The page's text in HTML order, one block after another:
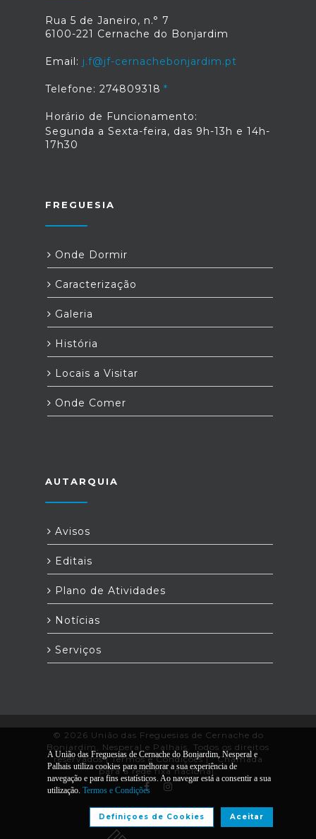
Rua 5 de Janeiro, n.° 7
6100-221 Cernache do Bonjardim
Email: j.f@jf-cernachebonjardim.pt
Telefone: 274809318
Horário de Funcionamento:
Segunda a Sexta-feira, das 9h-13h e 14h-
17h30
FREGUESIA
Onde Dormir
Caracterização
Galeria
História
Locais a Visitar
Onde Comer
AUTARQUIA
Avisos
Editais
Plano de Atividades
Notícias
Serviços
© 2026 União das Freguesias de Cernache do
Bonjardim, Nesperal e Palhais. Todos os direitos
reservados |Termos e Condições|*Chamada
para a rede fixa nacional.
Desenvolvido por:
A União das Freguesias de Cernache do Bonjardim, Nesperal e
Palhais utiliza cookies para melhorar a sua experiência de
navegação e para fins estatísticos. Ao navegar está a consentir a sua
utilização. Termos e Condições
Aceitar
Definiçoes de Cookies